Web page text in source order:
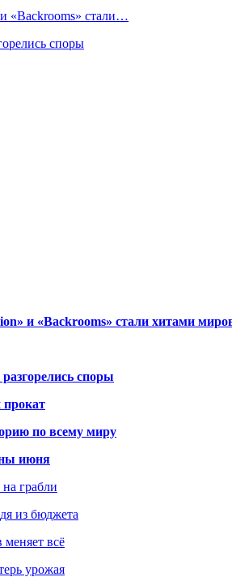
«Backrooms» стали…
споры
и «Backrooms» стали хитами
споры
по всему миру
июня
грабли
из бюджета
меняет всё
урожая